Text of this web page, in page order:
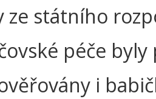
ze státního
péče byly
i